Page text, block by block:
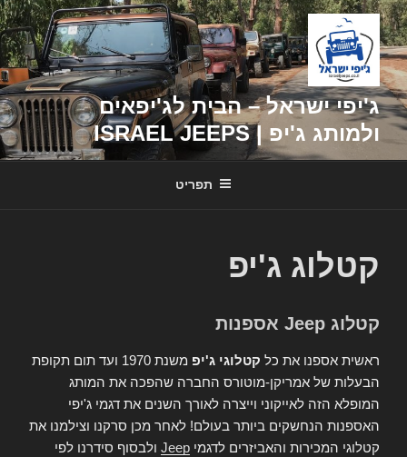
דילוג
לתוכן
ג'יפי ישראל – הבית לג'יפאים
ולמותג ג'יפ | ISRAEL JEEPS
תפריט
קטלוג ג'יפ
קטלוג Jeep אספנות
ראשית אספנו את כל קטלוגי ג'יפ
משנת 1970 ועד תום תקופת
הבעלות של אמריקן-מוטורס החברה שהפכה את המותג
המופלא הזה לאייקוני וייצרה לאורך השנים את דגמי ג'יפי
האספנות הנחשקים ביותר בעולם! לאחר מכן סרקנו וצילמנו את
קטלוגי המכירות והאביזרים לדגמי Jeep ולבסוף סידרנו לפי